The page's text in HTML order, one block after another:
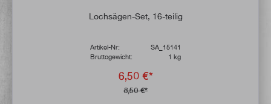
Lochsägen-Set, 16-teilig
Artikel-Nr:
SA_15141
Bruttogewicht:
1 kg
6,50 €*
8,50 €*